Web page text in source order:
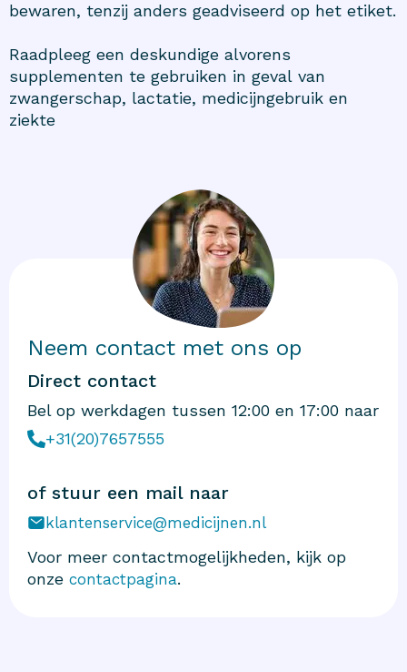
bewaren, tenzij anders geadviseerd op het etiket.
Raadpleeg een deskundige alvorens
supplementen te gebruiken in geval van
zwangerschap, lactatie, medicijngebruik en
ziekte
Neem contact met ons op
Direct contact
Bel op werkdagen tussen 12:00 en 17:00 naar
+31(20)7657555
of stuur een mail naar
klantenservice@medicijnen.nl
Voor meer contactmogelijkheden, kijk op
onze contactpagina.